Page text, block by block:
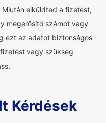
Miután elküldted a fizetést,
megerősítő számot vagy
ezt az adatot biztonságos
vagy szükség
Kérdések